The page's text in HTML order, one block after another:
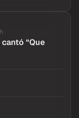
“Que